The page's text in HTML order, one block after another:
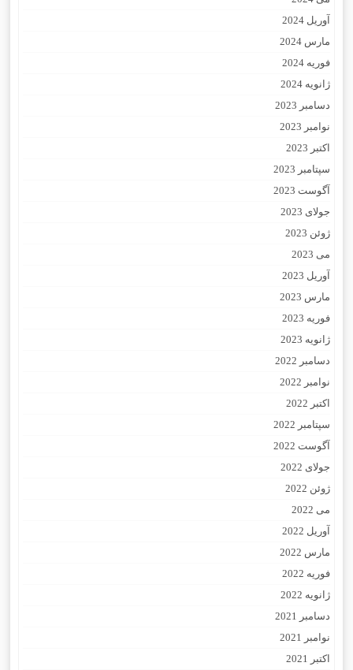
آوریل 2024
مارس 2024
فوریه 2024
ژانویه 2024
دسامبر 2023
نوامبر 2023
اکتبر 2023
سپتامبر 2023
آگوست 2023
جولای 2023
ژوئن 2023
می 2023
آوریل 2023
مارس 2023
فوریه 2023
ژانویه 2023
دسامبر 2022
نوامبر 2022
اکتبر 2022
سپتامبر 2022
آگوست 2022
جولای 2022
ژوئن 2022
می 2022
آوریل 2022
مارس 2022
فوریه 2022
ژانویه 2022
دسامبر 2021
نوامبر 2021
اکتبر 2021